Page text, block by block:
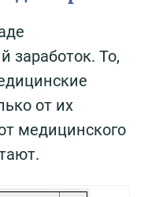
заработок. То,
от их
медицинского